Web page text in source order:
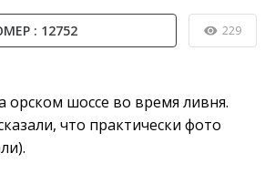
: 12752 229
орском шоссе во время ливня.
что практически фото